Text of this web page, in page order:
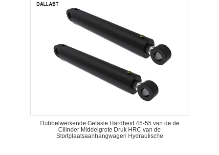
Dubbelwerkende Gelaste Hardheid 45-55 van de de
Cilinder Middelgrote Druk HRC van de
Stortplaatsaanhangwagen Hydraulische